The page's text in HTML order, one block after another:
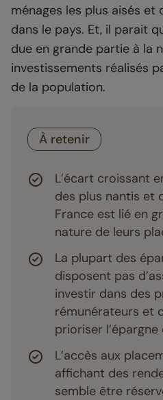
ménages les plus aisés et
dans le pays. Et, il parait
due en grande partie à la
investissements réalisés
de la population.
À retenir
L’écart croissant
des plus nantis et
France est lié en
nature de leurs
La plupart des
disposent pas
investir dans des
rémunérateurs et
prioriser
L’accès aux
affichant des
semble être